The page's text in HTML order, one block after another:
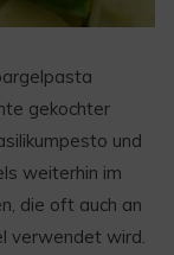
gekochter
und
weiterhin im
die oft auch an
verwendet wird.